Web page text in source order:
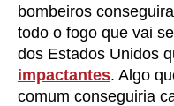
bombeiros
todo o fogo que vai
dos Estados Unidos
impactantes. Algo
comum conseguiria